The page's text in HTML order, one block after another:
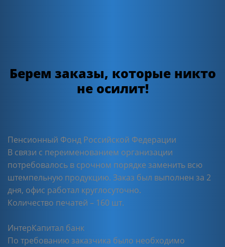
Берем заказы, которые никто
не осилит!
Пенсионный Фонд Российской Федерации
В связи с переименованием организации
потребовалось в срочном порядке заменить всю
штемпельную продукцию. Заказ был выполнен за 2
дня, офис работал круглосуточно.
Количество печатей – 160 шт.
ИнтерКапитал банк
По требованию заказчика было необходимо